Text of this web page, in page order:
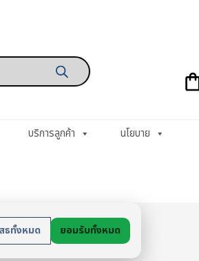
บริการลูกค้า นโยบาย
ธทั้งหมด ยอมรับทั้งหมด
ตัว